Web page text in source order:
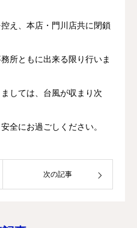
え、本店・門川店共に閉鎖
所ともに出来る限り行いま
しては、台風が収まり次
全にお過ごしください。
次の記事